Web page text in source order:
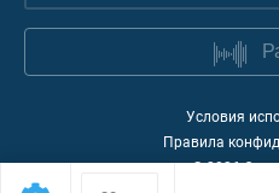
Условия
Правила
©2026